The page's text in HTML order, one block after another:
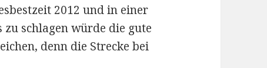
2012 und in einer
zu schlagen würde die gute
denn die Strecke bei